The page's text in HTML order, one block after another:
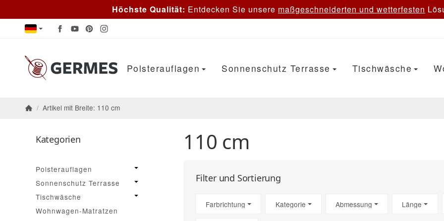
Höchste Qualität: Entdecken Sie unsere maßgeschneiderten und wetterfesten
Polsterauflagen Sonnenschutz Terrasse Tischwäsche
/ Artikel mit Breite: 110 cm
110 cm
Filter und Sortierung
Farbrichtung Kategorie Abmessung Länge
Kategorien
Polsterauflagen
Sonnenschutz Terrasse
Tischwäsche
Wohnwagen-Matratzen